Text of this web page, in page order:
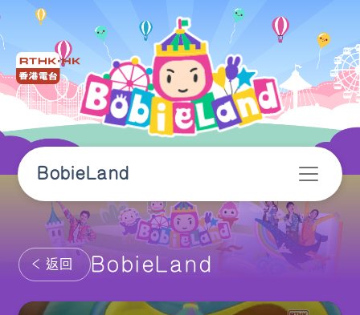
BobieLand
返回 BobieLand